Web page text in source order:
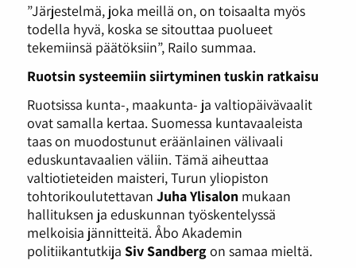
”Järjestelmä, joka meillä on, on toisaalta myös
todella hyvä, koska se sitouttaa puolueet
tekemiinsä päätöksiin”, Railo summaa.
Ruotsin systeemiin siirtyminen tuskin ratkaisu
Ruotsissa kunta-, maakunta- ja valtiopäivävaalit
ovat samalla kertaa. Suomessa kuntavaaleista
taas on muodostunut eräänlainen välivaali
eduskuntavaalien väliin. Tämä aiheuttaa
valtiotieteiden maisteri, Turun yliopiston
tohtorikoulutettavan Juha Ylisalonmukaan
hallituksen ja eduskunnan työskentelyssä
melkoisia jännitteitä. Åbo Akademin
politiikantutkija Siv Sandbergon samaa mieltä.